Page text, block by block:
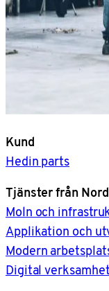
Kund
Hedin parts
Tjänster från
Moln och
Applikation och
Modern
Digital